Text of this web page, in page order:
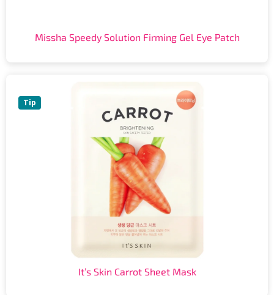
Missha Speedy Solution Firming Gel Eye Patch
Tip
It’s Skin Carrot Sheet Mask